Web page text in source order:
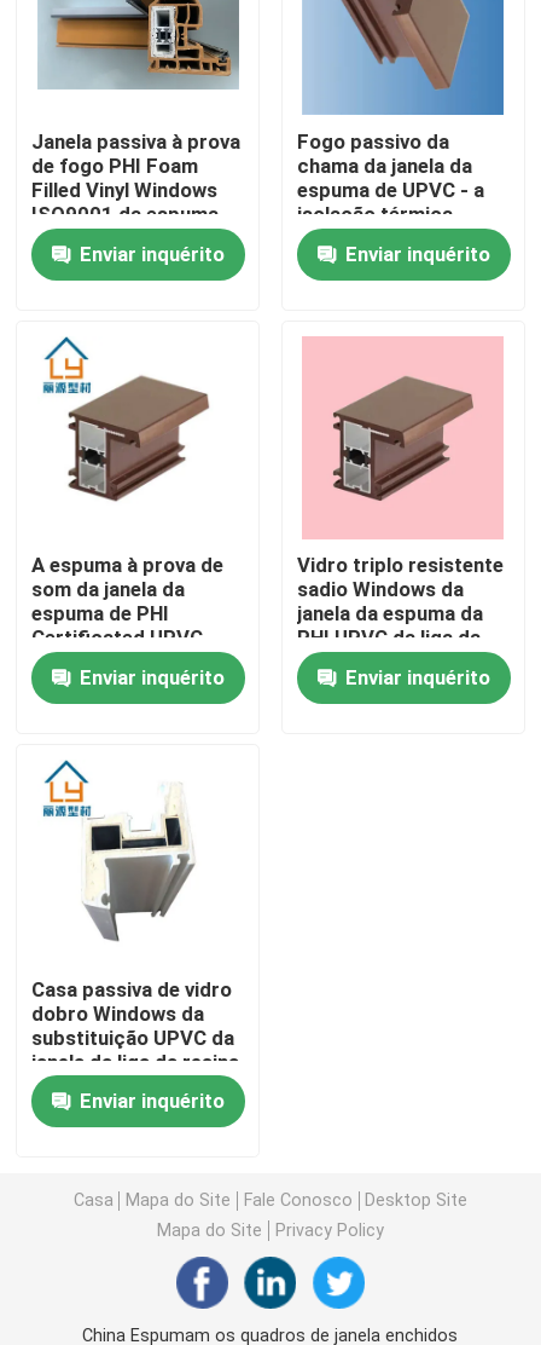
Produtos
vídeos
Sobre nós
Excursão da fábrica
Controle da qualidade
Contacte-nos
Peça umas citações
Perfis da janela de UPVC
Perfis da extrusão de UPVC
janela de batente do upvc
janela de deslizamento do upvc
Porta francesa de UPVC
Portas de alumínio da ruptura térmica
Janela passiva à prova
de fogo PHI Foam
Filled Vinyl Windows
ISO9001 da espuma
de UPVC
Enviar inquérito
Fogo passivo da
chama da janela da
espuma de UPVC - a
isolação térmica
resistente
personalizou
Enviar inquérito
A espuma à prova de
som da janela da
espuma de PHI
Certificated UPVC
encheu quadros de
janelaEnviar inquérito
Vidro triplo resistente
sadio Windows da
janela da espuma da
PHI UPVC da liga da
resina
Enviar inquérito
Casa passiva de vidro
dobro Windows da
substituição UPVC da
janela da liga da resina
Enviar inquérito
Casa Mapa do Site Fale Conosco
Desktop Site
Mapa do Site
Privacy Policy
China Espumam os quadros de janela enchidos